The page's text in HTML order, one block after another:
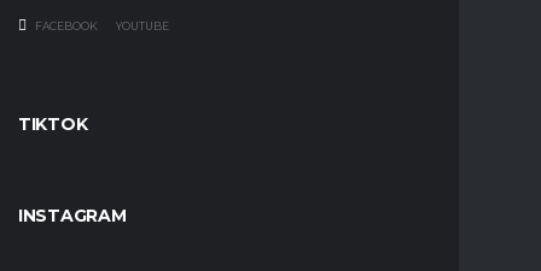
FACEBOOK YOUTUBE
TIKTOK
INSTAGRAM